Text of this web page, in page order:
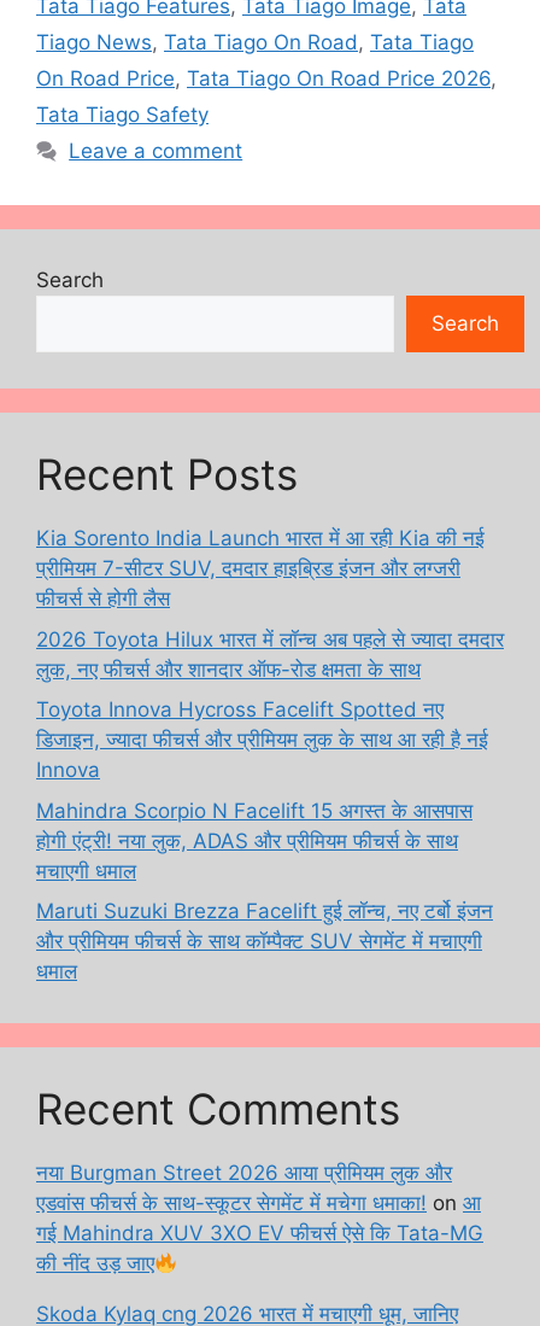
Tata Tiago Features, Tata Tiago Image, Tata
Tiago News, Tata Tiago On Road, Tata Tiago
On Road Price, Tata Tiago On Road Price 2026,
Tata Tiago Safety
Leave a comment
Search
Search
Recent Posts
Kia Sorento India Launch भारत में आ रही Kia की नई
प्रीमियम 7-सीटर SUV, दमदार हाइब्रिड इंजन और लग्जरी
फीचर्स से होगी लैस
2026 Toyota Hilux भारत में लॉन्च अब पहले से ज्यादा दमदार
लुक, नए फीचर्स और शानदार ऑफ-रोड क्षमता के साथ
Toyota Innova Hycross Facelift Spotted नए
डिजाइन, ज्यादा फीचर्स और प्रीमियम लुक के साथ आ रही है नई
Innova
Mahindra Scorpio N Facelift 15 अगस्त के आसपास
होगी एंट्री! नया लुक, ADAS और प्रीमियम फीचर्स के साथ
मचाएगी धमाल
Maruti Suzuki Brezza Facelift हुई लॉन्च, नए टर्बो इंजन
और प्रीमियम फीचर्स के साथ कॉम्पैक्ट SUV सेगमेंट में मचाएगी
धमाल
Recent Comments
नया Burgman Street 2026 आया प्रीमियम लुक और
एडवांस फीचर्स के साथ-स्कूटर सेगमेंट में मचेगा धमाका! on आ
गई Mahindra XUV 3XO EV फीचर्स ऐसे कि Tata-MG
की नींद उड़ जाए
Skoda Kylaq cng 2026 भारत में मचाएगी धूम, जानिए